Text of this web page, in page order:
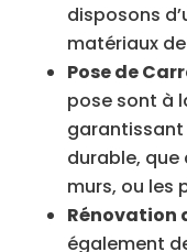
disposons
matériaux
Pose de
pose sont à
durable, que
murs, ou les
Rénovation
également